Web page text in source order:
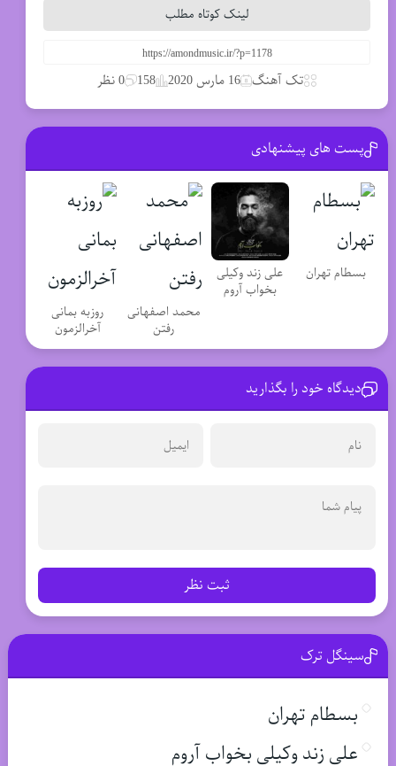
لینک کوتاه مطلب
تک آهنگ 16 مارس 2020 158 0 نظر
پست های پیشنهادی
بسطام تهران
علی زند وکیلی
بخواب آروم
محمد اصفهانی
رفتن
روزبه بمانی
آخرالزمون
دیدگاه خود را بگذارید
ثبت نظر
سینگل ترک
بسطام تهران
علی زند وکیلی بخواب آروم